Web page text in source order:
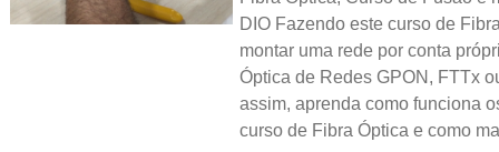
DIO Fazendo este curso de
montar uma rede por conta
Óptica de Redes GPON, FTTx
assim, aprenda como funciona
curso de Fibra Óptica e como